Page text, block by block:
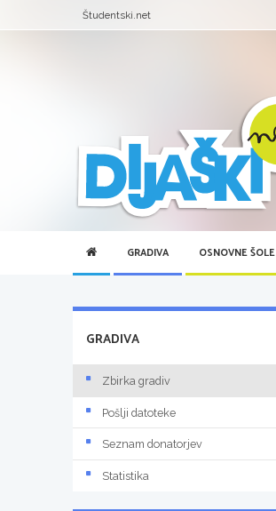
Študentski.net
GRADIVA OSNOVNE ŠOLE
GRADIVA
Zbirka gradiv
Pošlji datoteke
Seznam donatorjev
Statistika